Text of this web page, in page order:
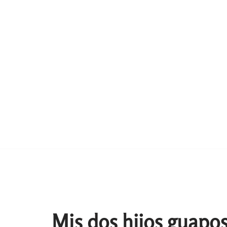
Mis dos hijos